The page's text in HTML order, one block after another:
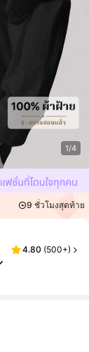
1/4
9 ชั่วโมงสุดท้าย
4.80 (500+)